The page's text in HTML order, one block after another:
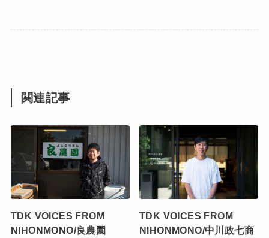
関連記事
TDK VOICES FROM
NIHONMONO/良農園
TDK VOICES FROM
NIHONMONO/中川政七商